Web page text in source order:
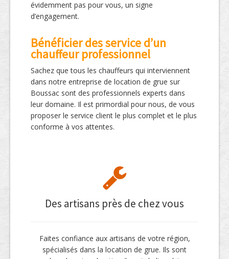
évidemment pas pour vous, un signe
d’engagement.
Bénéficier des service d’un
chauffeur professionnel
Sachez que tous les chauffeurs qui interviennent
dans notre entreprise de location de grue sur
Boussac sont des professionnels experts dans
leur domaine. Il est primordial pour nous, de vous
proposer le service client le plus complet et le plus
conforme à vos attentes.
Des artisans près de chez vous
Faites confiance aux artisans de votre région,
spécialisés dans la location de grue. Ils sont